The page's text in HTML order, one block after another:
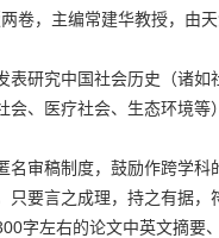
卷，主编常建华教授，由
表研究中国社会历史（诸
、医疗社会、生态环境等
名审稿制度，鼓励作跨学
要言之成理，持之有据，
字左右的论文中英文摘要